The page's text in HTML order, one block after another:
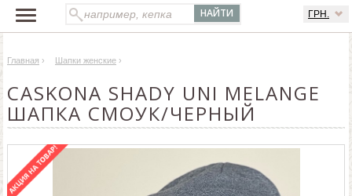
ГРН.
О БРЕНДЕ
ДОСТАВКА И ОПЛАТА
ОПТОВЫМ КЛИЕНТАМ
Главная › Шапки женские ›
CASKONA SHADY UNI MELANGE
ШАПКА СМОУК/ЧЕРНЫЙ